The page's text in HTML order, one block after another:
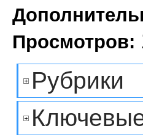
Просмотров:
Рубрики